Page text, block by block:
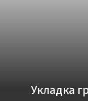
Укладка